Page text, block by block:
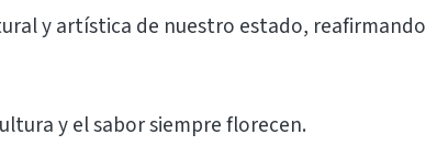
y artística de nuestro estado, reafirmando
y el sabor siempre florecen.